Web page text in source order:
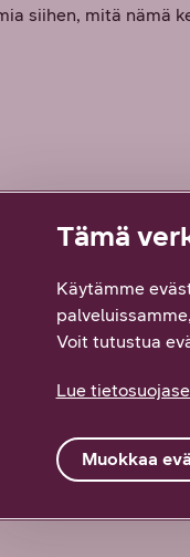
siihen, mitä nämä
ja osaamisen
todellisiin
Tämä
Käytämme
Voit tutustua
Lue
Muokkaa